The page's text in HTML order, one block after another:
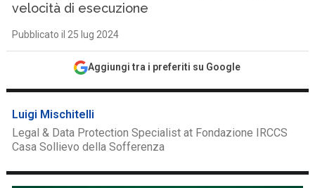
velocità di esecuzione
Pubblicato il 25 lug 2024
Aggiungi tra i preferiti su Google
Luigi Mischitelli
Legal & Data Protection Specialist at Fondazione IRCCS
Casa Sollievo della Sofferenza